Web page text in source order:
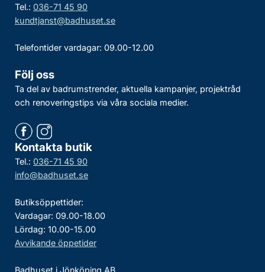
Tel.: 036-71 45 90
kundtjanst@badhuset.se
Telefontider vardagar: 09.00-12.00
Följ oss
Ta del av badrumstrender, aktuella kampanjer, projektråd
och renoveringstips via våra sociala medier.
Kontakta butik
Tel.: 036-71 45 90
info@badhuset.se
Butiksöppettider:
Vardagar: 09.00-18.00
Lördag: 10.00-15.00
Avvikande öppetider
Badhuset i Jönköping AB